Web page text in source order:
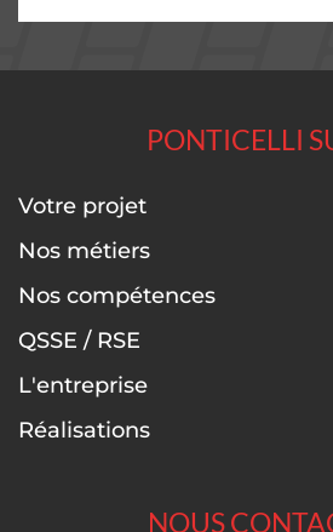
PONTICELLI
Votre projet
Nos métiers
Nos compétences
QSSE / RSE
L'entreprise
Réalisations
NOUS